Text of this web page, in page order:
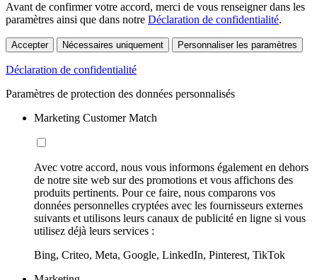
Avant de confirmer votre accord, merci de vous renseigner dans les
paramètres ainsi que dans notre Déclaration de confidentialité.
Accepter Nécessaires uniquement Personnaliser les paramètres
Déclaration de confidentialité
Paramètres de protection des données personnalisés
Marketing Customer Match
Avec votre accord, nous vous informons également en dehors
de notre site web sur des promotions et vous affichons des
produits pertinents. Pour ce faire, nous comparons vos
données personnelles cryptées avec les fournisseurs externes
suivants et utilisons leurs canaux de publicité en ligne si vous
utilisez déjà leurs services :
Bing, Criteo, Meta, Google, LinkedIn, Pinterest, TikTok